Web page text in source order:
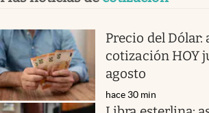
Precio del Dólar:
cotización HOY
agosto
hace 30 min